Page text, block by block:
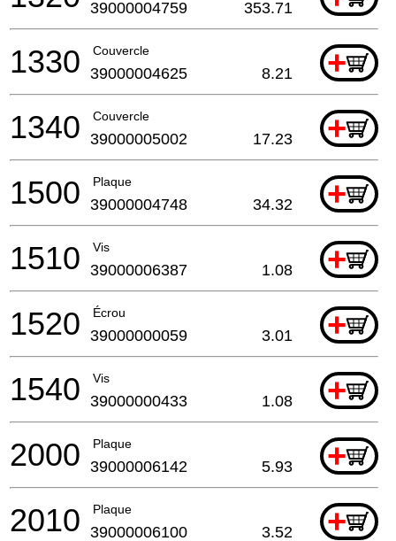
39000004759 353.71
Couvercle +
1330 39000004625 8.21
Couvercle +
1340 39000005002 17.23
Plaque +
1500 39000004748 34.32
Vis +
1510 39000006387 1.08
Écrou +
1520 39000000059 3.01
Vis +
1540 39000000433 1.08
Plaque +
2000 39000006142 5.93
Plaque +
2010 39000006100 3.52